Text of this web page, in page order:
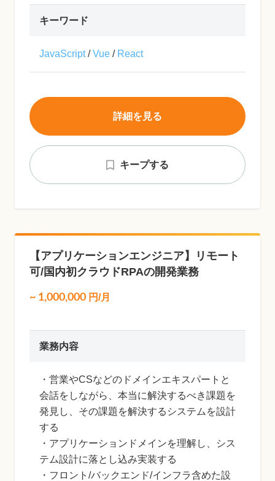
キーワード
JavaScript/Vue / React
キープする
詳細を見る
【アプリケーションエンジニア】リモート
可/国内初クラウドRPAの開発業務
~ 1,000,000 円/月
業務内容
・営業やCSなどのドメインエキスパートと
会話をしながら、本当に解決するべき課題を
発見し、その課題を解決するシステムを設計
する
・アプリケーションドメインを理解し、シス
テム設計に落とし込み実装する
・フロント/バックエンド/インフラ含めた設